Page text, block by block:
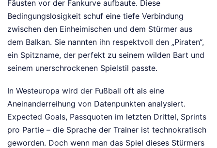
Fäusten vor der Fankurve aufbaute. Diese
Bedingungslosigkeit schuf eine tiefe Verbindung
zwischen den Einheimischen und dem Stürmer aus
dem Balkan. Sie nannten ihn respektvoll den „Piraten“,
ein Spitzname, der perfekt zu seinem wilden Bart und
seinem unerschrockenen Spielstil passte.
In Westeuropa wird der Fußball oft als eine
Aneinanderreihung von Datenpunkten analysiert.
Expected Goals, Passquoten im letzten Drittel, Sprints
pro Partie – die Sprache der Trainer ist technokratisch
geworden. Doch wenn man das Spiel dieses Stürmers